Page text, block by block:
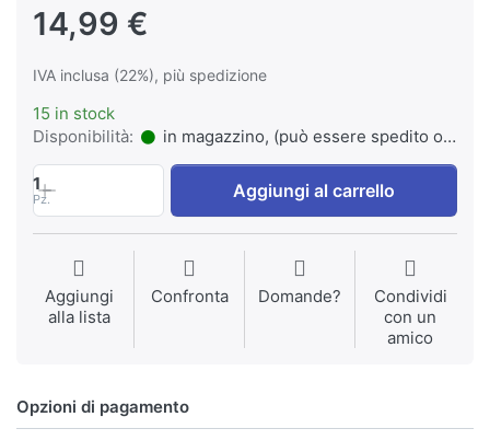
14,99 €
IVA inclusa (22%), più spedizione
15 in stock
Disponibilità:
in magazzino, (può essere spedito o ritirato)
1
Pz. Aggiungi al carrello
Aggiungi
alla lista
Confronta Domande?
Condividi
con un
amico
Opzioni di pagamento